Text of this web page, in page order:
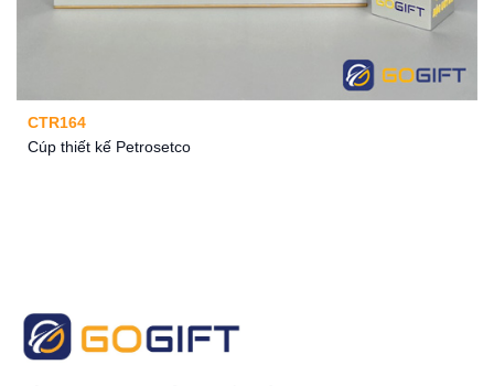
CTR164
Cúp thiết kế Petrosetco